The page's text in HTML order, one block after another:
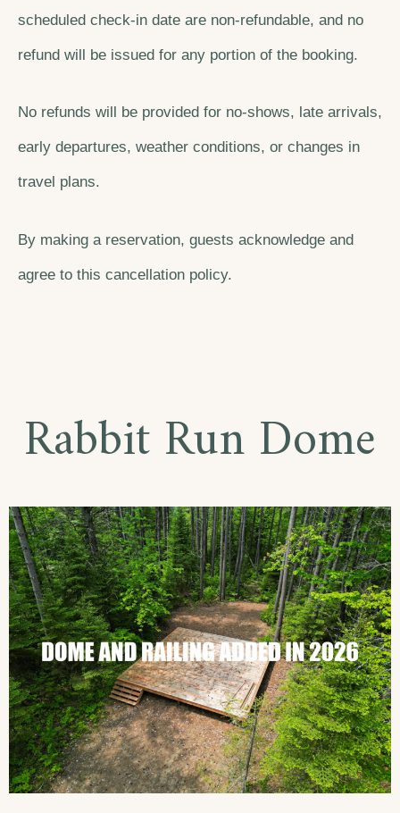
scheduled check-in date are non-refundable, and no
refund will be issued for any portion of the booking.
No refunds will be provided for no-shows, late arrivals,
early departures, weather conditions, or changes in
travel plans.
By making a reservation, guests acknowledge and
agree to this cancellation policy.
Rabbit Run Dome